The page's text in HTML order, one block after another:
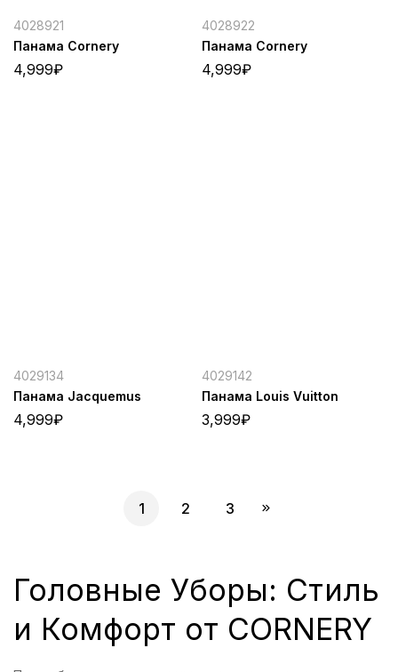
4028921
Панама Cornery
4,999₽
4028922
Панама Cornery
4,999₽
4029134
Панама Jacquemus
4,999₽
4029142
Панама Louis Vuitton
3,999₽
1 2 3
Головные Уборы: Стиль
и Комфорт от CORNERY